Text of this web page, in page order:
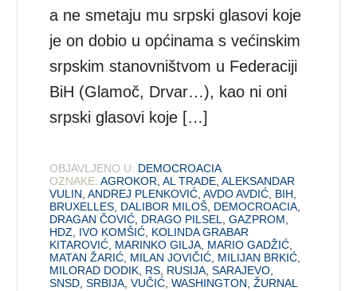
a ne smetaju mu srpski glasovi koje
je on dobio u općinama s većinskim
srpskim stanovništvom u Federaciji
BiH (Glamoč, Drvar…), kao ni oni
srpski glasovi koje […]
OBJAVLJENO U: DEMOCROACIA
OZNAKE: AGROKOR ,AL TRADE ,ALEKSANDAR
VULIN ,ANDREJ PLENKOVIĆ ,AVDO AVDIĆ BIH
BRUXELLES DALIBOR MILOŠ DEMOCROACIA
DRAGAN ČOVIĆ DRAGO PILSEL ,GAZPROM
HDZ
IVO KOMŠIĆ KOLINDA GRABAR
KITAROVIĆ MARINKO GILJA MARIO GADŽIĆ
MATAN ŽARIĆ MILAN JOVIČIĆ MILIJAN BRKIĆ
MILORAD DODIK RS RUSIJA ,SARAJEVO
SNSD ,SRBIJA ,VUČIĆ ,WASHINGTON ,ŽURNAL